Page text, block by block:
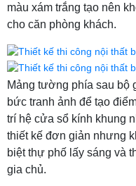
màu xám trắng tạo nên
cho căn phòng khách.
Mảng tường phía sau bộ
bức tranh ảnh để tạo
trí hệ cửa sổ kính khung
thiết kế đơn giản nhưng
biệt thự phố lấy sáng và
gia chủ.